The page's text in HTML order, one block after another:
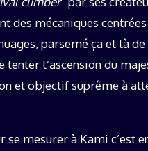
des mécaniques
parsemé ça et là
tenter l’ascension du
et objectif suprême à
se mesurer à Kami c’est